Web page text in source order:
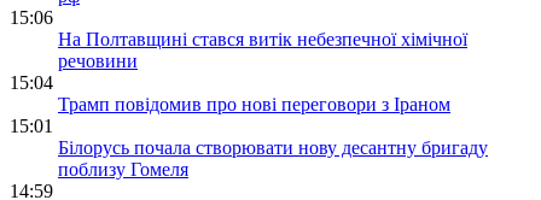
15:06
На Полтавщині стався витік небезпечної хімічної
речовини
15:04
Трамп повідомив про нові переговори з Іраном
15:01
Білорусь почала створювати нову десантну бригаду
поблизу Гомеля
14:59